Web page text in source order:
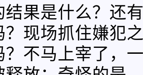
结果是什么？还
？现场抓住嫌犯
？不马上宰了，